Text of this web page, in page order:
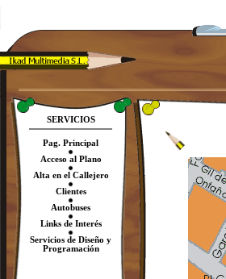
SERVICIOS
Pag. Principal
Acceso al Plano
Alta en el Callejero
Clientes
Autobuses
Links de Interés
Servicios de Diseño y
Programación